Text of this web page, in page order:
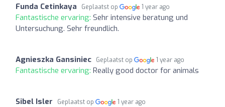
Funda Cetinkaya Geplaatst op 1 year ago
Fantastische ervaring: Sehr intensive beratung und
Untersuchung. Sehr freundlich.
Agnieszka Gansiniec Geplaatst op 1 year ago
Fantastische ervaring: Really good doctor for animals
Sibel Isler Geplaatst op 1 year ago